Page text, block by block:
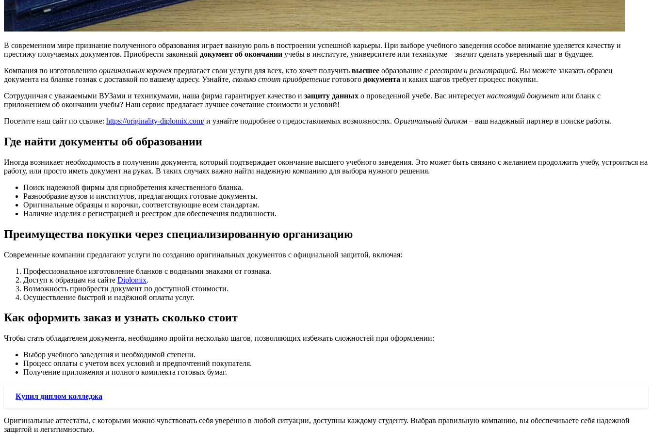
В современном мире признание полученного образования играет важную роль в построении успешной карьеры. При выборе учебного заведения особое внимание уделяется качеству и
престижу получаемых документов. Приобрести законный документ об окончании учебы в институте, университете или техникуме – значит сделать уверенный шаг в будущее.
Компания по изготовлению оригинальных корочекпредлагает свои услуги для всех, кто хочет получить высшее образование с реестром и регистрацией. Вы можете заказать образец
документа на бланке гознак с доставкой по вашему адресу. Узнайте, сколько стоит приобретение готового документа и каких шагов требует процесс покупки.
Сотрудничая с уважаемыми ВУЗами и техникумами, наша фирма гарантирует качество и защиту данных о проведенной учебе. Вас интересует настоящий документ или бланк с
приложением об окончании учебы? Наш сервис предлагает лучшее сочетание стоимости и условий!
Посетите наш сайт по ссылке: https://originality-diplomix.com/и узнайте подробнее о предоставляемых возможностях. Оригинальный диплом – ваш надежный партнер в поиске работы.
Где найти документы об образовании
Иногда возникает необходимость в получении документа, который подтверждает окончание высшего учебного заведения. Это может быть связано с желанием продолжить учебу, устроиться на
работу, или просто иметь документ на руках. В таких случаях важно найти надежную компанию для выбора нужного решения.
Поиск надежной фирмы для приобретения качественного бланка.
Разнообразие вузов и институтов, предлагающих готовые документы.
Оригинальные образцы и корочки, соответствующие всем стандартам.
Наличие изделия с регистрацией и реестром для обеспечения подлинности.
Преимущества покупки через специализированную организацию
Современные компании предлагают услуги по созданию оригинальных документов с официальной защитой, включая:
Профессиональное изготовление бланков с водяными знаками от гознака.
Доступ к образцам на сайте Diplomix.
Возможность приобрести документ по доступной стоимости.
Осуществление быстрой и надёжной оплаты услуг.
Как оформить заказ и узнать сколько стоит
Чтобы стать обладателем документа, необходимо пройти несколько шагов, позволяющих избежать сложностей при оформлении:
Выбор учебного заведения и необходимой степени.
Процесс оплаты с учетом всех условий и предпочтений покупателя.
Получение приложения и полного комплекта готовых бумаг.
Купил диплом колледжа
Оригинальные аттестаты, с которыми можно чувствовать себя уверенно в любой ситуации, доступны каждому студенту. Выбрав правильную компанию, вы обеспечиваете себя надежной
защитой и легитимностью.